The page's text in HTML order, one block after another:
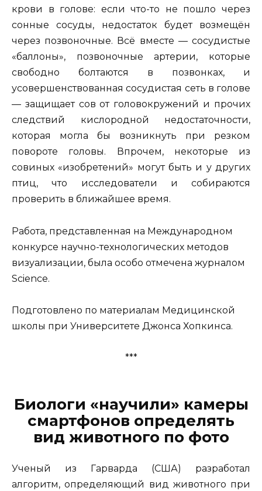
крови в голове: если что-то не пошло через
сонные сосуды, недостаток будет возмещён
через позвоночные. Всё вместе — сосудистые
«баллоны», позвоночные артерии, которые
свободно болтаются в позвонках, и
усовершенствованная сосудистая сеть в голове
— защищает сов от головокружений и прочих
следствий кислородной недостаточности,
которая могла бы возникнуть при резком
повороте головы. Впрочем, некоторые из
совиных «изобретений» могут быть и у других
птиц, что исследователи и собираются
проверить в ближайшее время.
Работа, представленная на Международном
конкурсе научно-технологических методов
визуализации, была особо отмечена журналом
Science.
Подготовлено по материалам Медицинской
школы при Университете Джонса Хопкинса.
***
Биологи «научили» камеры
смартфонов определять
вид животного по фото
Ученый из Гарварда (США) разработал
алгоритм, определяющий вид животного при